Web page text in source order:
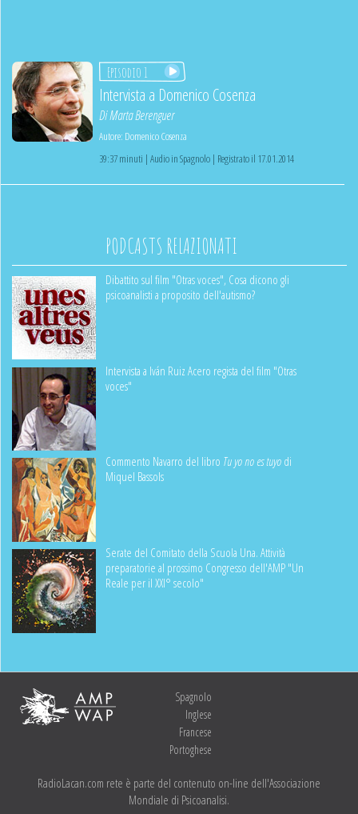
Episodio 1
Intervista a Domenico Cosenza
DiMarta Berenguer
Autore: Domenico Cosenza
39:37 minuti | Audio in Spagnolo | Registrato il 17.01.2014
PODCASTS RELAZIONATI
Dibattito sul film "Otras voces", Cosa dicono gli
psicoanalisti a proposito dell'autismo?
Intervista a Iván Ruiz Acero regista del film "Otras
voces"
Commento Navarro del libro Tu yo no es tuyo di
Miquel Bassols
Serate del Comitato della Scuola Una. Attività
preparatorie al prossimo Congresso dell'AMP "Un
Reale per il XXI° secolo"
Spagnolo
Inglese
Francese
Portoghese
RadioLacan.com rete è parte del contenuto on-line dell'Associazione
Mondiale di Psicoanalisi.